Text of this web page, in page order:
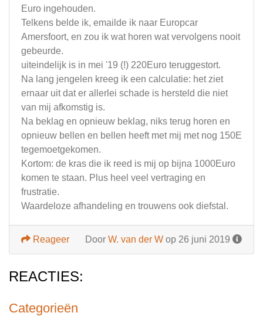
Categorieën
Euro ingehouden.
Telkens belde ik, emailde ik naar Europcar
Amersfoort, en zou ik wat horen wat vervolgens nooit
gebeurde.
uiteindelijk is in mei '19 (!) 220Euro teruggestort.
Na lang jengelen kreeg ik een calculatie: het ziet
ernaar uit dat er allerlei schade is hersteld die niet
van mij afkomstig is.
Na beklag en opnieuw beklag, niks terug horen en
opnieuw bellen en bellen heeft met mij met nog 150E
tegemoetgekomen.
Kortom: de kras die ik reed is mij op bijna 1000Euro
komen te staan. Plus heel veel vertraging en
frustratie.
Waardeloze afhandeling en trouwens ook diefstal.
Door W. van der W op 26 juni 2019
Reageer
REACTIES: